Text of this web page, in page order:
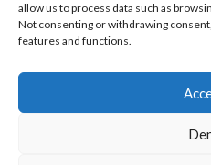
allow us to process data such as
Not consenting or withdrawing
features and functions.
develop an industrial
billion cells to repair the liver